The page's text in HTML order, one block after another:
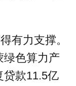
有力支撑。
绿色算力产
贷款11.5亿